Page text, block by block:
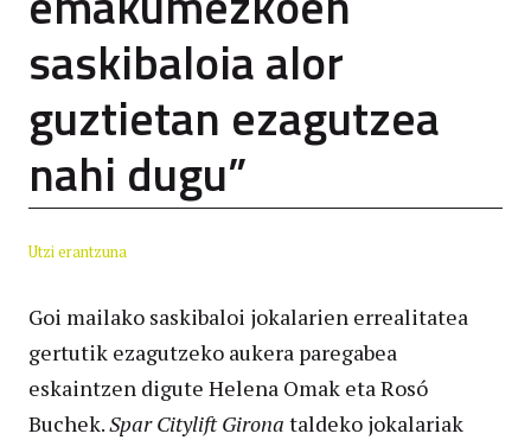
saskibaloia alor
guztietan ezagutzea
nahi dugu”
Utzi erantzuna
Goi mailako saskibaloi jokalarien errealitatea
gertutik ezagutzeko aukera paregabea
eskaintzen digute Helena Omak eta Rosó
Buchek.Spar Citylift Girona taldeko jokalariak